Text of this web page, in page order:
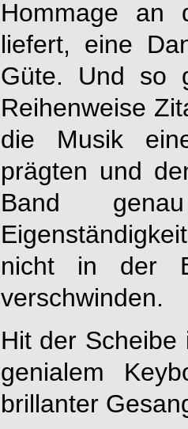
Hommage an
liefert, eine
Güte. Und so
Reihenweise
die Musik
prägten und
Band
nicht in der
verschwinden.
Hit der Scheibe
genialem
brillanter